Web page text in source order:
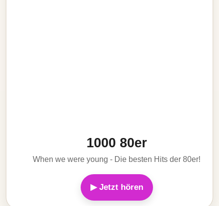
1000 80er
When we were young - Die besten Hits der 80er!
▶ Jetzt hören